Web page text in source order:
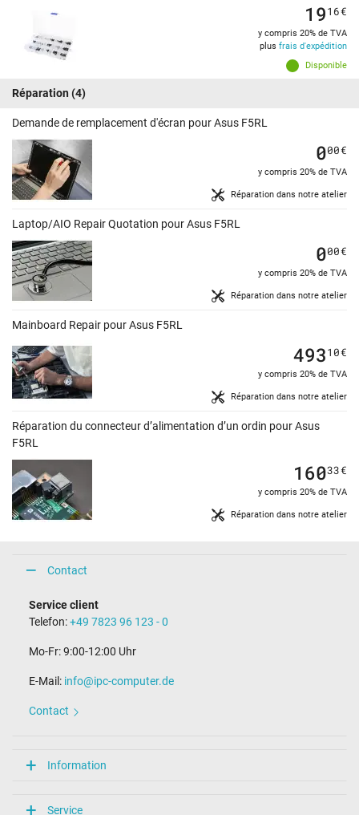
Disponible
1916€
y compris 20% de TVA
plus frais d'expédition
Réparation (4)
Demande de remplacement d'écran pour Asus F5RL
Réparation dans notre atelier
000€
y compris 20% de TVA
Laptop/AIO Repair Quotation pour Asus F5RL
Réparation dans notre atelier
000€
y compris 20% de TVA
Mainboard Repair pour Asus F5RL
Réparation dans notre atelier
49310€
y compris 20% de TVA
Réparation du connecteur d’alimentation d’un ordin pour Asus
F5RL
Réparation dans notre atelier
16033€
y compris 20% de TVA
Contact
Service client
Telefon:+49 7823 96 123 - 0
Mo-Fr: 9:00-12:00 Uhr
E-Mail: info@ipc-computer.de
Contact
Information
Service